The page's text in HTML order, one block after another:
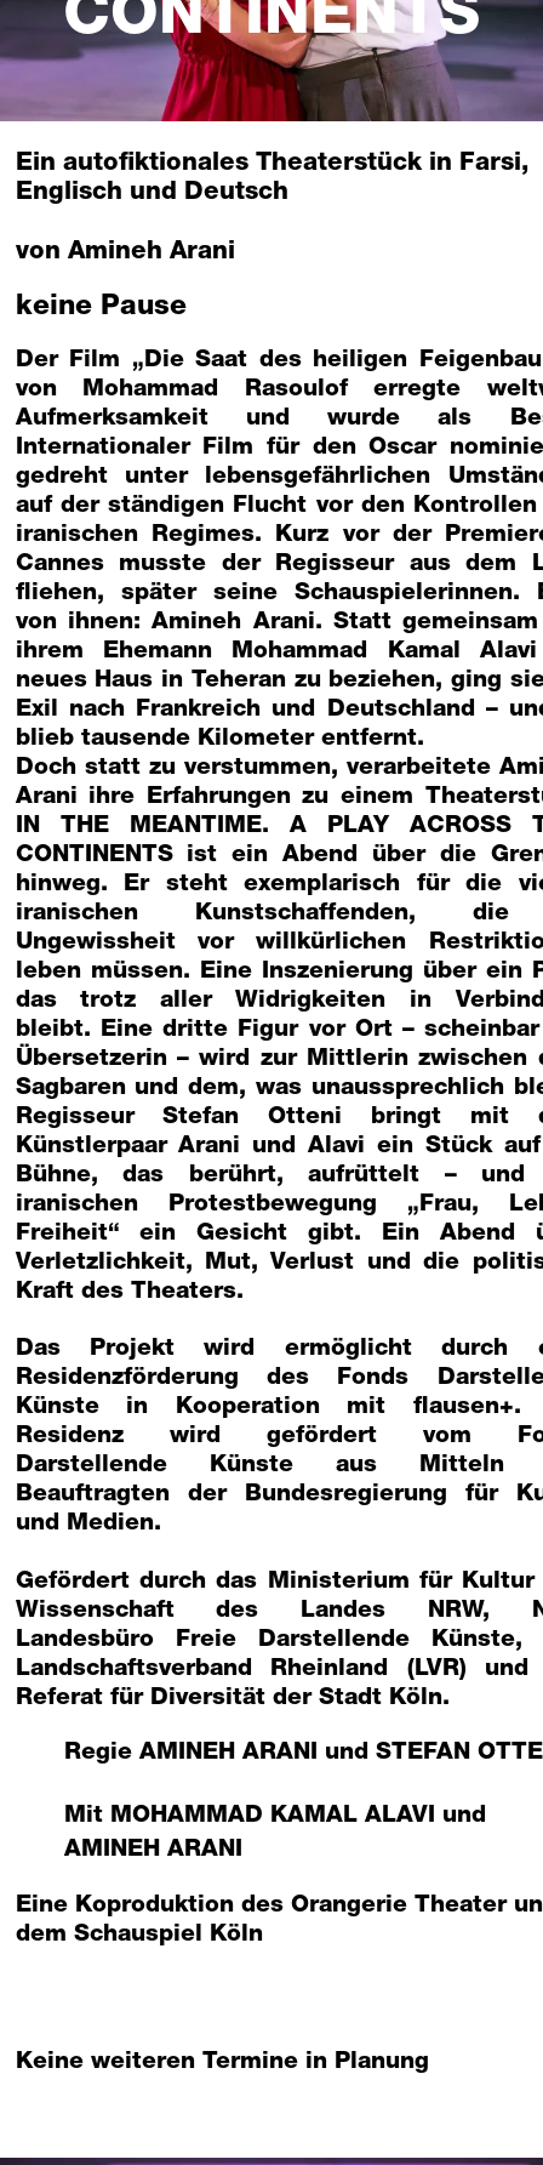
CONTINENTS
Ein autofiktionales Theaterstück in Farsi,
Englisch und Deutsch
von Amineh Arani
keine Pause
Der Film „Die Saat des heiligen
von Mohammad Rasoulof erregte
Aufmerksamkeit und wurde als
Internationaler Film für den Oscar
gedreht unter lebensgefährlichen
auf der ständigen Flucht vor den Kontrollen
iranischen Regimes. Kurz vor der
Cannes musste der Regisseur aus dem
fliehen, später seine Schauspielerinnen.
von ihnen: Amineh Arani. Statt
ihrem Ehemann Mohammad Kamal
neues Haus in Teheran zu beziehen, ging
Exil nach Frankreich und Deutschland –
blieb tausende Kilometer entfernt.
Doch statt zu verstummen, verarbeitete
Arani ihre Erfahrungen zu einem
IN THE MEANTIME. A PLAY ACROSS
CONTINENTS ist ein Abend über die
hinweg. Er steht exemplarisch für die
iranischen Kunstschaffenden,
Ungewissheit vor willkürlichen
leben müssen. Eine Inszenierung über ein
das trotz aller Widrigkeiten in
bleibt. Eine dritte Figur vor Ort –
Übersetzerin – wird zur Mittlerin zwischen
Sagbaren und dem, was unaussprechlich
Regisseur Stefan Otteni bringt mit
Künstlerpaar Arani und Alavi ein Stück
Bühne, das berührt, aufrüttelt – und
iranischen Protestbewegung „Frau,
Freiheit“ ein Gesicht gibt. Ein Abend
Verletzlichkeit, Mut, Verlust und die
Kraft des Theaters.
Das Projekt wird ermöglicht durch
Residenzförderung des Fonds
Künste in Kooperation mit flausen+.
Residenz wird gefördert vom
Darstellende Künste aus Mitteln
Beauftragten der Bundesregierung für
und Medien.
Gefördert durch das Ministerium für Kultur
Wissenschaft des Landes NRW,
Landesbüro Freie Darstellende Künste,
Landschaftsverband Rheinland (LVR) und
Referat für Diversität der Stadt Köln.
Regie AMINEH ARANI und STEFAN
Mit MOHAMMAD KAMAL ALAVI und
AMINEH ARANI
Eine Koproduktion des Orangerie Theater
dem Schauspiel Köln
Keine weiteren Termine in Planung